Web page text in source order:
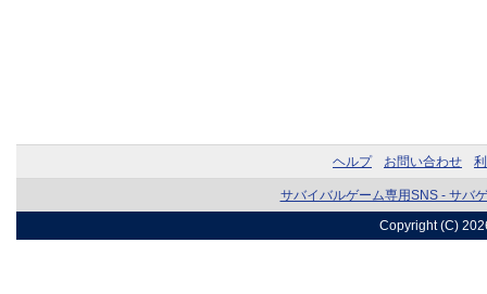
ヘルプ お問い合わせ
サバイバルゲーム専用SNS - サバ
Copyright (C)